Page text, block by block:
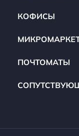
КОФИСЫ
ПОЧТОМАТЫ